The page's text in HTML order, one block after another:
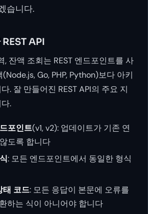
습니다.
REST API
, 잔액 조회는 REST 엔드포인트를 사
Go, PHP, Python)보다 아키
. 잘 만들어진 REST API의 주요 지
.
포인트(v1, v2): 업데이트가 기존 연
도록 합니다
: 모든 엔드포인트에서 동일한 형식
태 코드: 모든 응답이 본문에 오류를
하는 식이 아니어야 합니다